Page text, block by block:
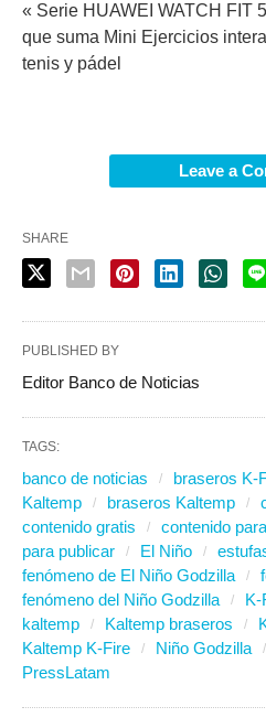
« Serie HUAWEI WATCH FIT
que suma Mini Ejercicios
tenis y pádel
Leave a
SHARE
PUBLISHED BY
Editor Banco de Noticias
TAGS:
banco de noticias braseros K-
Kaltemp
braseros Kaltemp
contenido gratis
contenido
para publicar
El Niño
fenómeno de El Niño Godzilla
fenómeno del Niño Godzilla
K-
kaltemp
Kaltemp braseros
Kaltemp K-Fire
Niño Godzilla
PressLatam